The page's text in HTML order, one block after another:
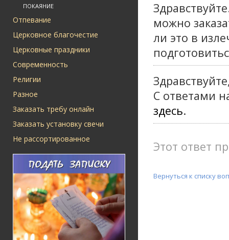
ПОКАЯНИЕ
Отпевание
Церковное благочестие
Церковные праздники
Современность
Религии
Разное
Заказать требу онлайн
Заказать установку свечи
Не рассортированное
можно
ли это в
С ответами
здесь.
Этот ответ
Вернуться к списку